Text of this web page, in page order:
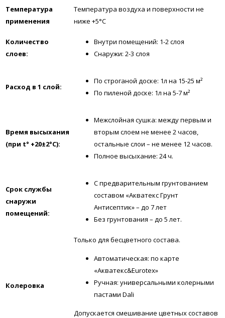
Температура
применения
Температура воздуха и поверхности не
ниже +5°C
Количество
слоев:
Внутри помещений: 1-2 слоя
Снаружи: 2-3 слоя
Расход в 1 слой:
По строганой доске: 1л на 15-25 м²
По пиленой доске: 1л на 5-7 м²
Время высыхания
(при t° +20±2°C):
Межслойная сушка: между первым и
вторым слоем не менее 2 часов,
остальные слои – не менее 12 часов.
Полное высыхание: 24 ч.
Срок службы
снаружи
помещений:
С предварительным грунтованием
составом «Акватекс Грунт
Антисептик» – до 7 лет
Без грунтования – до 5 лет.
Колеровка
Только для бесцветного состава.
Автоматическая: по карте
«Акватекс&Eurotex»
Ручная: универсальными колерными
пастами Dali
Допускается смешивание цветных составов